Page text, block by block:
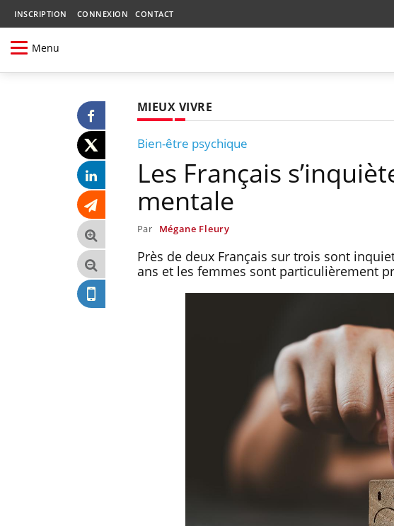
INSCRIPTION CONNEXION CONTACT
Menu
MIEUX VIVRE
Bien-être psychique
Les Français
mentale
Par Mégane Fleury
Près de deux Français sur trois sont
ans et les femmes sont particulièrement